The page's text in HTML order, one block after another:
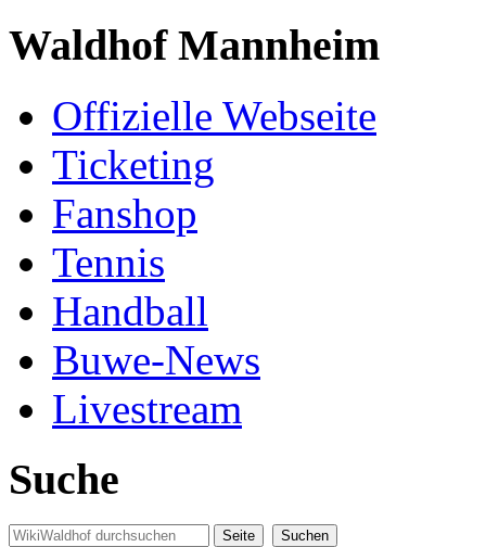
Waldhof Mannheim
Offizielle Webseite
Ticketing
Fanshop
Tennis
Handball
Buwe-News
Livestream
Suche